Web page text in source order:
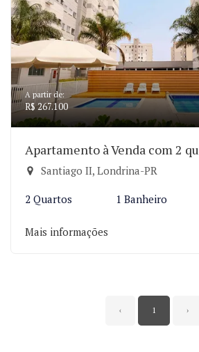
A partir de:
R$ 267.100
Apartamento à Venda com 2
Santiago II, Londrina-PR
2 Quartos 1 Banheiro
Mais informações
‹ 1 ›